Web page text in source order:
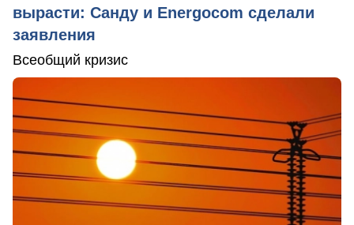
вырасти: Санду и Energocom сделали
заявления
Всеобщий кризис